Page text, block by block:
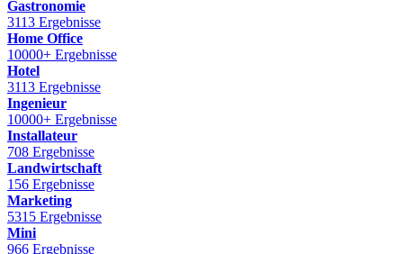
Gastronomie
3113 Ergebnisse
Home Office
10000+ Ergebnisse
Hotel
3113 Ergebnisse
Ingenieur
10000+ Ergebnisse
Installateur
708 Ergebnisse
Landwirtschaft
156 Ergebnisse
Marketing
5315 Ergebnisse
Mini
966 Ergebnisse